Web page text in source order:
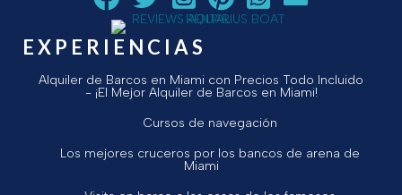
EXPERIENCIAS
Alquiler de Barcos en Miami con Precios Todo Incluido
- ¡El Mejor Alquiler de Barcos en Miami!
Cursos de navegación
Los mejores cruceros por los bancos de arena de
Miami